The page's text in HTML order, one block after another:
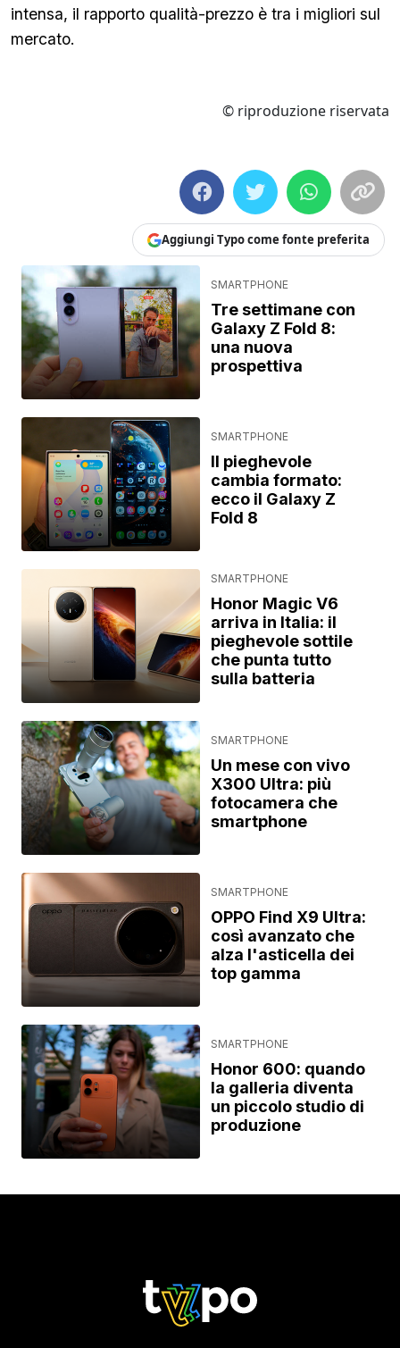
intensa, il rapporto qualità-prezzo è tra i migliori sul
mercato.
© riproduzione riservata
Aggiungi Typo come fonte preferita
SMARTPHONE
Tre settimane con
Galaxy Z Fold 8:
una nuova
prospettiva
SMARTPHONE
Il pieghevole
cambia formato:
ecco il Galaxy Z
Fold 8
SMARTPHONE
Honor Magic V6
arriva in Italia: il
pieghevole sottile
che punta tutto
sulla batteria
SMARTPHONE
Un mese con vivo
X300 Ultra: più
fotocamera che
smartphone
SMARTPHONE
OPPO Find X9 Ultra:
così avanzato che
alza l'asticella dei
top gamma
SMARTPHONE
Honor 600: quando
la galleria diventa
un piccolo studio di
produzione